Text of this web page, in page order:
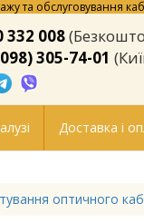
та обслуговування
332 008
305-74-01
Доставка і
оптичного